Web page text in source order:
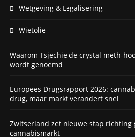
Wetgeving & Legalisering
Wietolie
Waarom Tsjechië de crystal meth-
wordt genoemd
Europees Drugsrapport 2026:
drug, maar markt verandert snel
Zwitserland zet nieuwe stap richting
cannabismarkt